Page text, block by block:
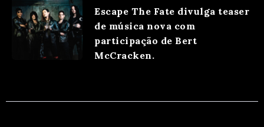
Escape The Fate divulga teaser
de música nova com
participação de Bert
McCracken.